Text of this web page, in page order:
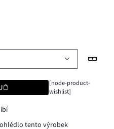
[node-product-
wishlist]
tento výrobek